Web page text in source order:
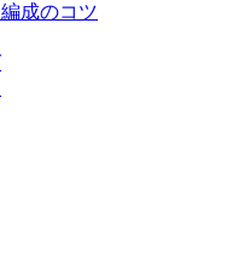
成のコツ